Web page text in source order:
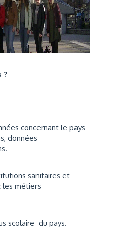
?
concernant le pays
données
sanitaires et
les métiers
scolaire du pays.